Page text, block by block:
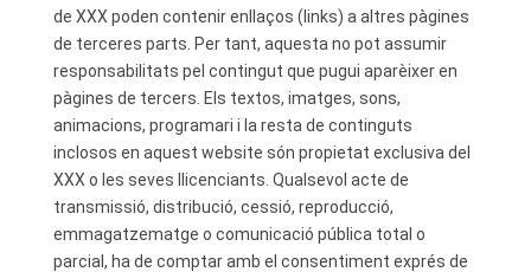
de XXX poden contenir enllaços (links) a altres pàgines
de terceres parts. Per tant, aquesta no pot assumir
responsabilitats pel contingut que pugui aparèixer en
pàgines de tercers. Els textos, imatges, sons,
animacions, programari i la resta de continguts
inclosos en aquest website són propietat exclusiva del
XXX o les seves llicenciants. Qualsevol acte de
transmissió, distribució, cessió, reproducció,
emmagatzematge o comunicació pública total o
parcial, ha de comptar amb el consentiment exprés de